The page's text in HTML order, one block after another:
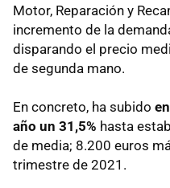
Motor, Reparación y
incremento de la
disparando el precio
de segunda mano.
En concreto, ha subido
año un 31,5% hasta
de media; 8.200 euros
trimestre de 2021.